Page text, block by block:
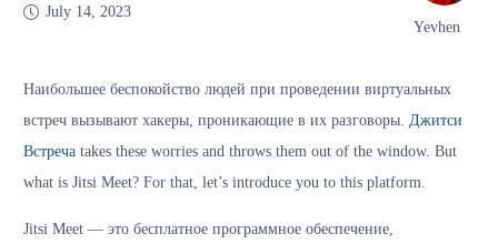
July 14, 2023
Yevhen
Наибольшее беспокойство людей при проведении виртуальных
встреч вызывают хакеры, проникающие в их разговоры. Джитси
Встреча takes these worries and throws them out of the window. But
what is Jitsi Meet? For that, let’s introduce you to this platform.
Jitsi Meet — это бесплатное программное обеспечение,